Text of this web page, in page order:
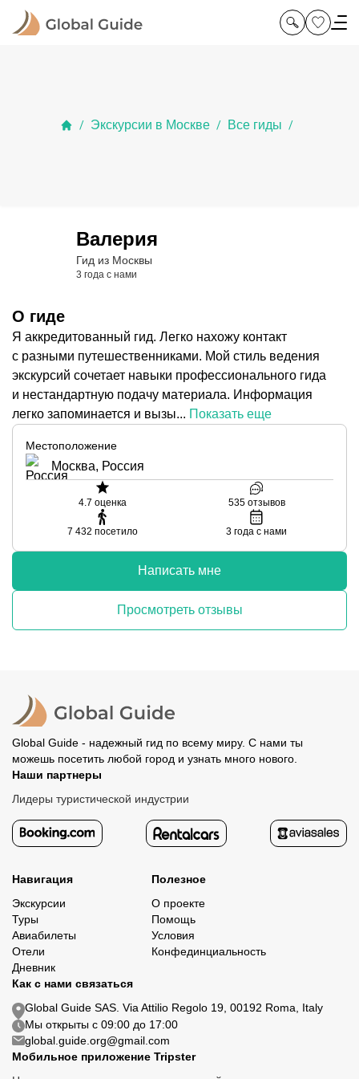
/ Экскурсии в Москве / Все гиды /
Валерия
Гид из Москвы
3 года с нами
О гиде
Я аккредитованный гид. Легко нахожу контакт
с разными путешественниками. Мой стиль ведения
экскурсий сочетает навыки профессионального гида
и нестандартную подачу материала. Информация
легко запоминается и вызы... Показать еще
Местоположение
Москва, Россия
4.7 оценка 535 отзывов
7 432 посетило 3 года с нами
Написать мне
Просмотреть отзывы
Global Guide - надежный гид по всему миру. С нами ты
можешь посетить любой город и узнать много нового.
Наши партнеры
Лидеры туристической индустрии
Навигация
Экскурсии
Туры
Авиабилеты
Отели
Дневник
Полезное
О проекте
Помощь
Условия
Конфединциальность
Как с нами связаться
Global Guide SAS. Via Attilio Regolo 19, 00192 Roma, Italy
Мы открыты с 09:00 до 17:00
global.guide.org@gmail.com
Мобильное приложение Tripster